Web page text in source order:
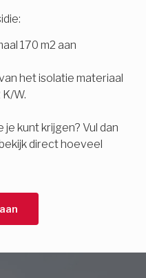
170 m2 aan
het isolatie materiaal
W.
kunt krijgen? Vul dan
direct hoeveel